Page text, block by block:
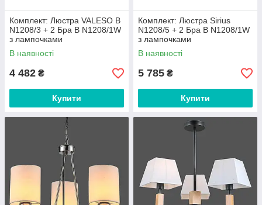
Комплект: Люстра VALESO B
N1208/3 + 2 Бра B N1208/1W
з лампочками
В наявності
4 482 ₴
Купити
Комплект: Люстра Sirius
N1208/5 + 2 Бра B N1208/1W
з лампочками
В наявності
5 785 ₴
Купити